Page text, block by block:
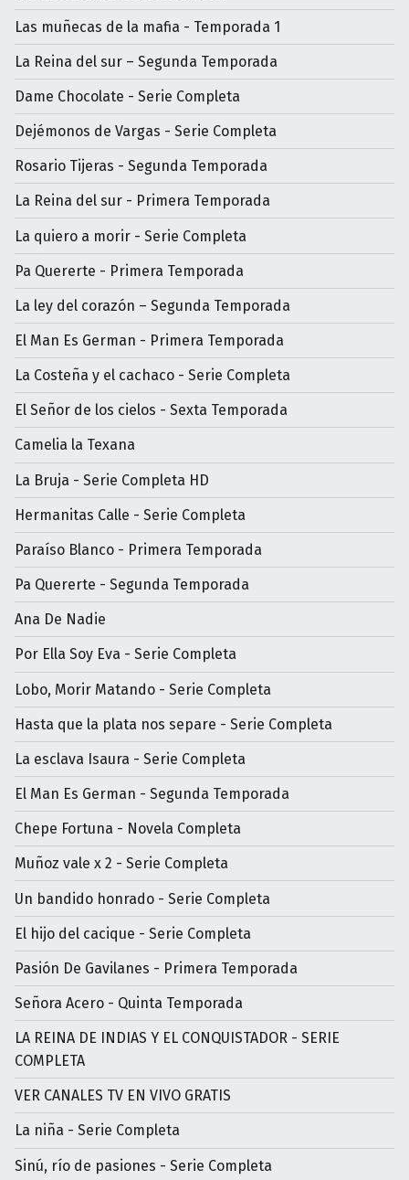
Las muñecas de la mafia - Temporada 1
La Reina del sur – Segunda Temporada
Dame Chocolate - Serie Completa
Dejémonos de Vargas - Serie Completa
Rosario Tijeras - Segunda Temporada
La Reina del sur - Primera Temporada
La quiero a morir - Serie Completa
Pa Quererte - Primera Temporada
La ley del corazón – Segunda Temporada
El Man Es German - Primera Temporada
La Costeña y el cachaco - Serie Completa
El Señor de los cielos - Sexta Temporada
Camelia la Texana
La Bruja - Serie Completa HD
Hermanitas Calle - Serie Completa
Paraíso Blanco - Primera Temporada
Pa Quererte - Segunda Temporada
Ana De Nadie
Por Ella Soy Eva - Serie Completa
Lobo, Morir Matando - Serie Completa
Hasta que la plata nos separe - Serie Completa
La esclava Isaura - Serie Completa
El Man Es German - Segunda Temporada
Chepe Fortuna - Novela Completa
Muñoz vale x 2 - Serie Completa
Un bandido honrado - Serie Completa
El hijo del cacique - Serie Completa
Pasión De Gavilanes - Primera Temporada
Señora Acero - Quinta Temporada
LA REINA DE INDIAS Y EL CONQUISTADOR - SERIE
COMPLETA
VER CANALES TV EN VIVO GRATIS
La niña - Serie Completa
Sinú, río de pasiones - Serie Completa